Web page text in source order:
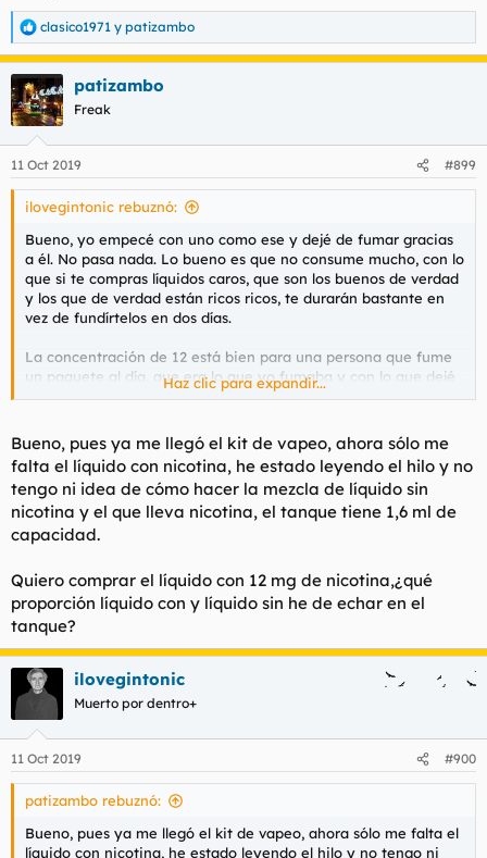
R
e
a
c
c
i
e
s
clasico1971 y patizambo
patizambo
Freak
11 Oct 2019 #899
ilovegintonic rebuznó:
Bueno, yo empecé con uno como ese y dejé de fumar gracias
a él. No pasa nada. Lo bueno es que no consume mucho, con lo
que si te compras líquidos caros, que son los buenos de verdad
y los que de verdad están ricos ricos, te durarán bastante en
vez de fundírtelos en dos días.
La concentración de 12 está bien para una persona que fume
un paquete al día, que era lo que yo fumaba y con lo que dejé
de fumar. Luego bajas gradualmente hasta que ya vapees a
tiene gracia ninguna, que es aire con sabor, sin fuerza
ninguna" y lo mandes al carajo como hice yo.
Haz clic para expandir...
Bueno, pues ya me llegó el kit de vapeo, ahora sólo me
falta el líquido con nicotina, he estado leyendo el hilo y no
tengo ni idea de cómo hacer la mezcla de líquido sin
nicotina y el que lleva nicotina, el tanque tiene 1,6 ml de
capacidad.
Quiero comprar el líquido con 12 mg de nicotina,¿qué
proporción líquido con y líquido sin he de echar en el
tanque?
ilovegintonic
Muerto por dentro+
11 Oct 2019 #900
patizambo rebuznó:
Bueno, pues ya me llegó el kit de vapeo, ahora sólo me falta el
líquido con nicotina, he estado leyendo el hilo y no tengo ni